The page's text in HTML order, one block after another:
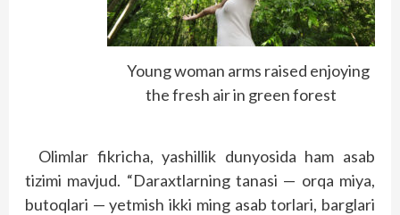
Young woman arms raised enjoying
the fresh air in green forest
Olimlar fikricha, yashillik dunyosida ham asab
tizimi mavjud. “Daraxtlarning tanasi — orqa miya,
butoqlari — yetmish ikki ming asab torlari, barglari